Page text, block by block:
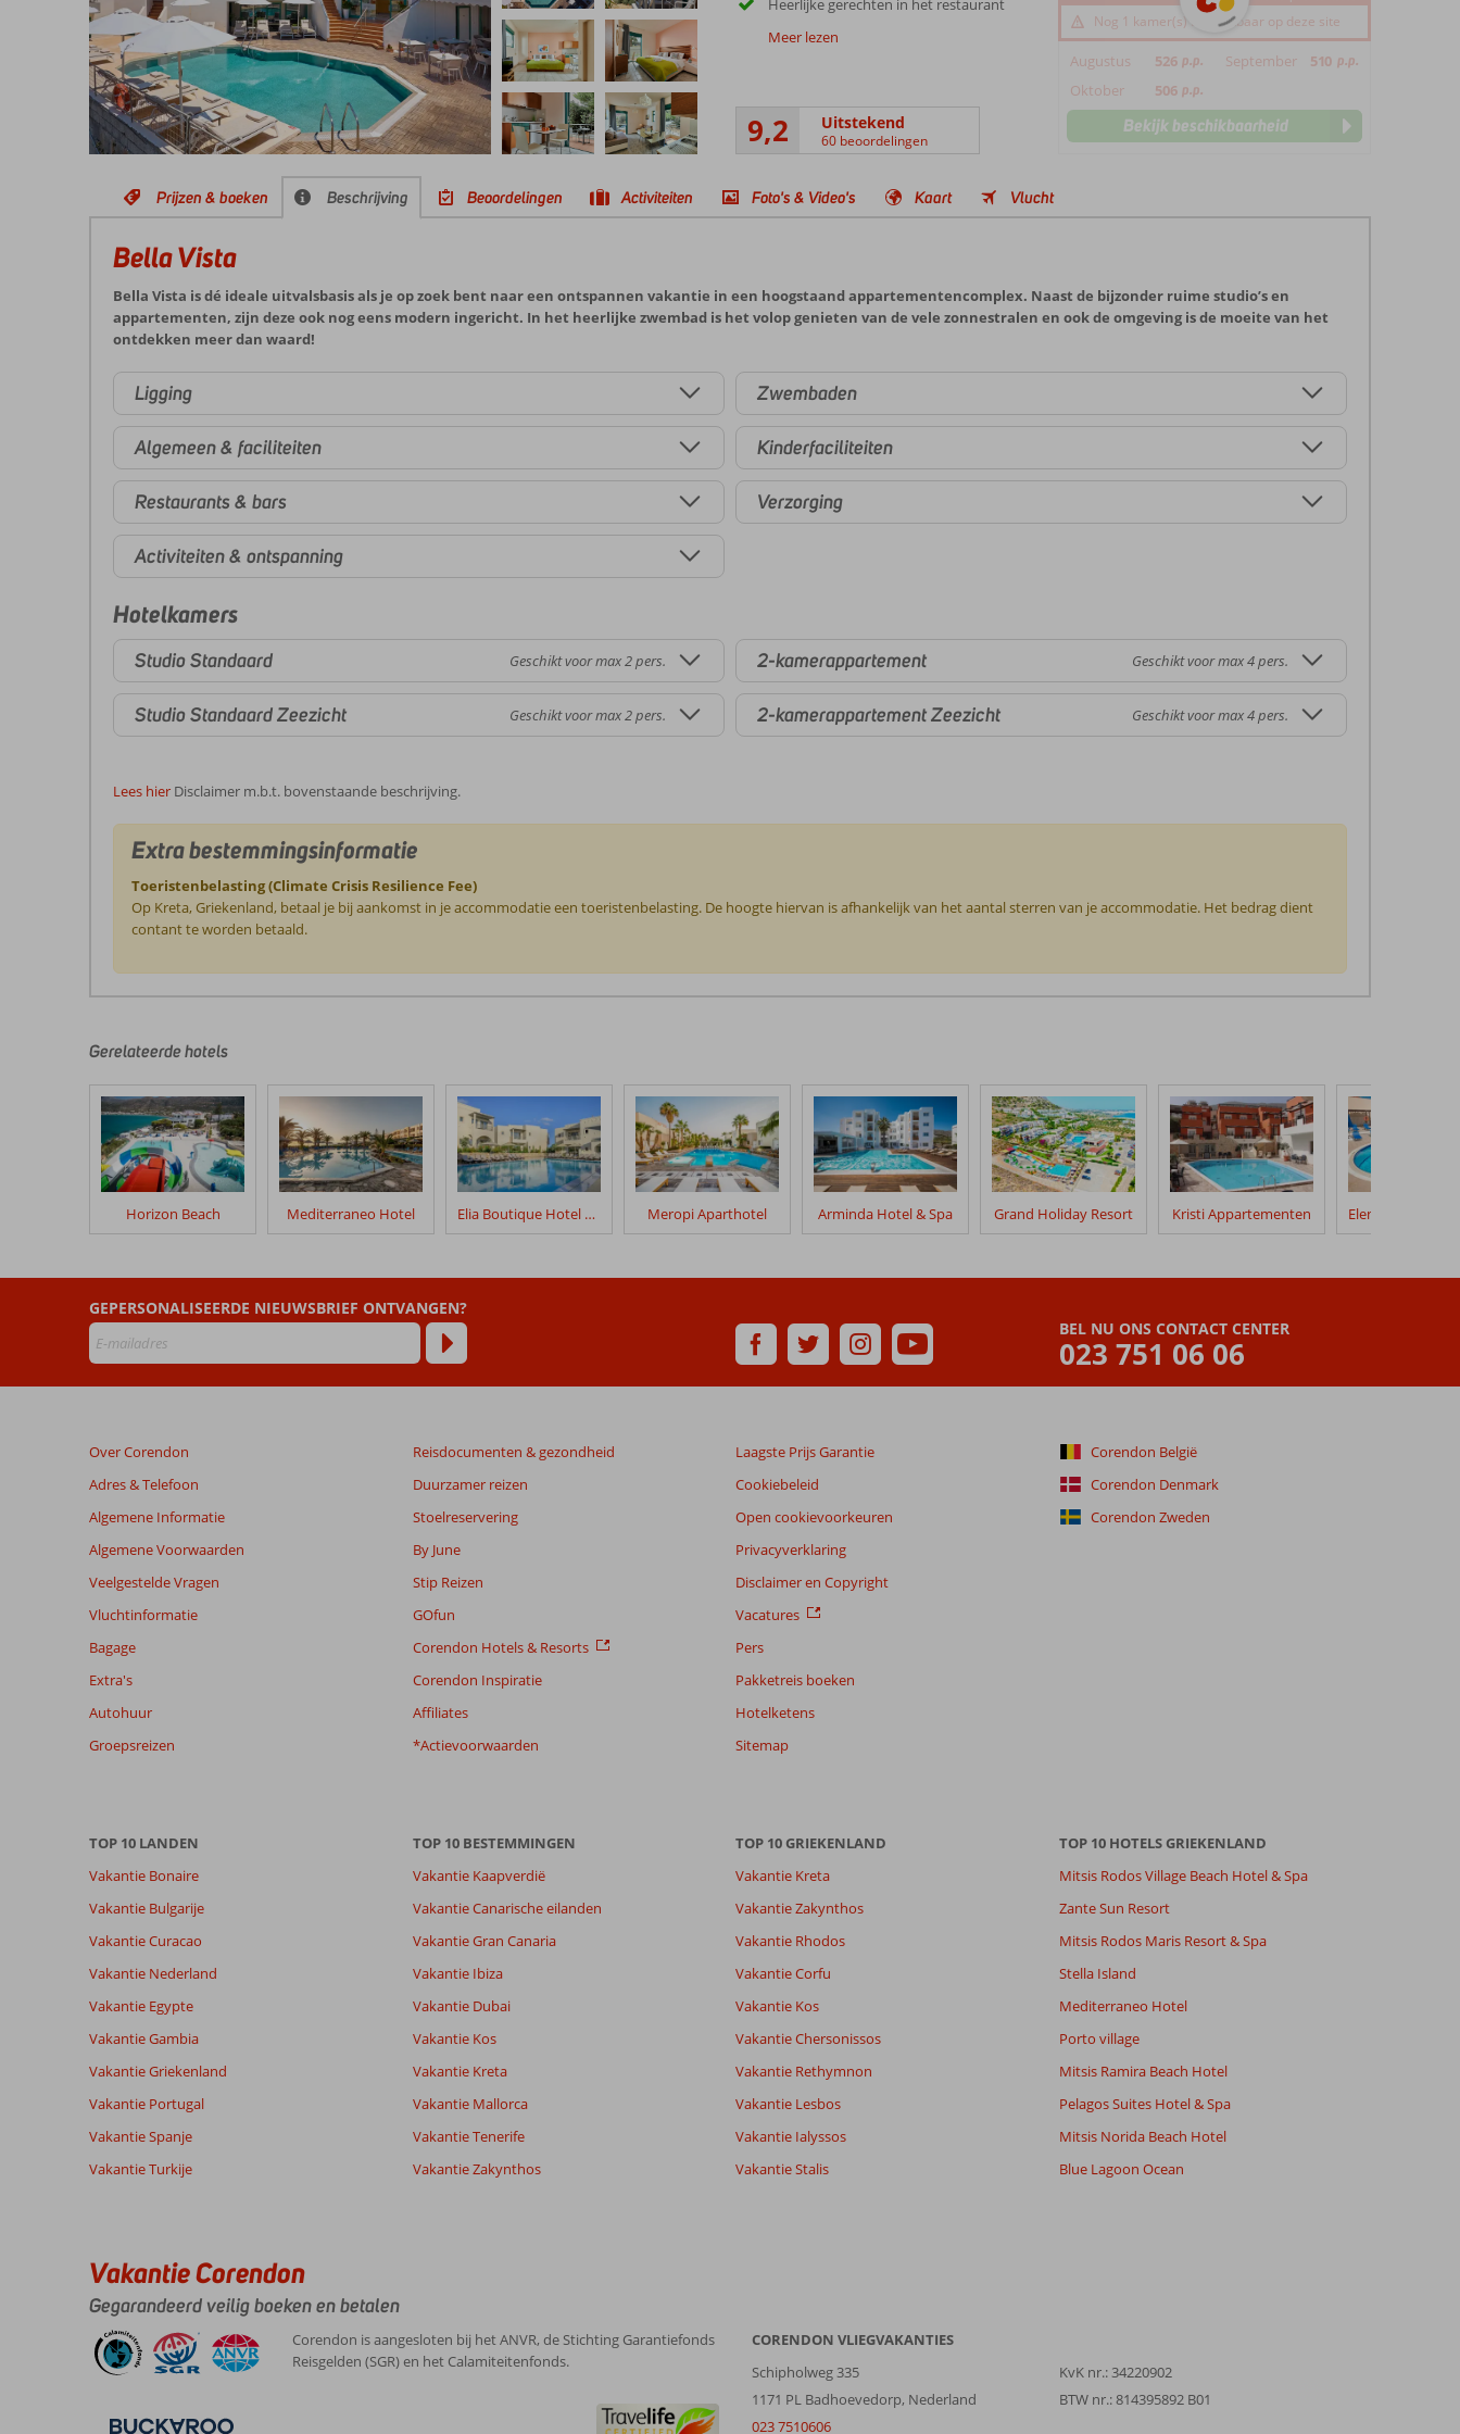
Heerlijke gerechten in het restaurant
Meer lezen
9,2 Uitstekend
60 beoordelingen
Nog 1 kamer(s) beschikbaar op deze site
Augustus 526 p.p. September 510 p.p.
Oktober 506 p.p.
Bekijk beschikbaarheid
Prijzen & boeken Beschrijving Beoordelingen Activiteiten Foto's & Video's Kaart Vlucht
Bella Vista
Bella Vista is dé ideale uitvalsbasis als je op zoek bent naar een ontspannen vakantie in een hoogstaand appartementencomplex. Naast de bijzonder ruime studio’s en
appartementen, zijn deze ook nog eens modern ingericht. In het heerlijke zwembad is het volop genieten van de vele zonnestralen en ook de omgeving is de moeite van het
ontdekken meer dan waard!
Ligging
Algemeen & faciliteiten
Restaurants & bars
Activiteiten & ontspanning
Zwembaden
Kinderfaciliteiten
Verzorging
Hotelkamers
Studio Standaard Geschikt voor max 2 pers.
Studio Standaard Zeezicht Geschikt voor max 2 pers.
2-kamerappartement Geschikt voor max 4 pers.
2-kamerappartement Zeezicht Geschikt voor max 4 pers.
Lees hier Disclaimer m.b.t. bovenstaande beschrijving.
Extra bestemmingsinformatie
Toeristenbelasting (Climate Crisis Resilience Fee)
Op Kreta, Griekenland, betaal je bij aankomst in je accommodatie een toeristenbelasting. De hoogte hiervan is afhankelijk van het aantal sterren van je accommodatie. Het bedrag dient
contant te worden betaald.
door
klanten
geschreven
na
hun
verblijf
Bella
Beoordelingen
die
ouder
zijn
dan
worden
meer
weergegeven
de
relevantie
de
info
Totale score
Gebaseerd op:
609,2
Uitstekend
Eten
8,9
Kindvriendelijk 8,9
Wifi kwaliteit
Ervaringen
van onze
klanten
Filter reisgezelschap
Alle
Sorteren op
datum (nieuw > oud)
10
Gezin met oud(ere) kind(eren)
,
08 juli 2026
Over
was
geweldig,
het
strand
en
de
waren
Algemene indruk
Eten 8
Kamers
Kindvriendelijk 10
Wifi kwaliteit
Gerelateerde hotels
Horizon Beach Mediterraneo Hotel Elia Boutique Hotel by S Resorts Meropi Aparthotel Arminda Hotel & Spa Grand Holiday Resort Kristi Appartementen
BEL NU ONS CONTACT CENTER
023 751 06 06
GEPERSONALISEERDE NIEUWSBRIEF ONTVANGEN?
Over Corendon
Adres & Telefoon
Algemene Informatie
Algemene Voorwaarden
Veelgestelde Vragen
Vluchtinformatie
Bagage
Extra's
Autohuur
Groepsreizen
Reisdocumenten & gezondheid
Duurzamer reizen
Stoelreservering
By June
Stip Reizen
GOfun
Corendon Hotels & Resorts
Corendon Inspiratie
Affiliates
*Actievoorwaarden
Laagste Prijs Garantie
Cookiebeleid
Open cookievoorkeuren
Privacyverklaring
Disclaimer en Copyright
Vacatures
Pers
Pakketreis boeken
Hotelketens
Sitemap
Corendon België
Corendon Denmark
Corendon Zweden
TOP 10 LANDEN
Vakantie Bonaire
Vakantie Bulgarije
Vakantie Curacao
Vakantie Nederland
Vakantie Egypte
Vakantie Gambia
Vakantie Griekenland
Vakantie Portugal
Vakantie Spanje
Vakantie Turkije
TOP 10 BESTEMMINGEN
Vakantie Kaapverdië
Vakantie Canarische eilanden
Vakantie Gran Canaria
Vakantie Ibiza
Vakantie Dubai
Vakantie Kos
Vakantie Kreta
Vakantie Mallorca
Vakantie Tenerife
Vakantie Zakynthos
TOP 10 GRIEKENLAND
Vakantie Kreta
Vakantie Zakynthos
Vakantie Rhodos
Vakantie Corfu
Vakantie Kos
Vakantie Chersonissos
Vakantie Rethymnon
Vakantie Lesbos
Vakantie Ialyssos
Vakantie Stalis
TOP 10 HOTELS GRIEKENLAND
Mitsis Rodos Village Beach Hotel & Spa
Zante Sun Resort
Mitsis Rodos Maris Resort & Spa
Stella Island
Mediterraneo Hotel
Porto village
Mitsis Ramira Beach Hotel
Pelagos Suites Hotel & Spa
Mitsis Norida Beach Hotel
Blue Lagoon Ocean
Vakantie Corendon
Gegarandeerd veilig boeken en betalen
Corendon is aangesloten bij het ANVR, de Stichting Garantiefonds
Reisgelden (SGR) en het Calamiteitenfonds.
CORENDON VLIEGVAKANTIES
Schipholweg 335
1171 PL Badhoevedorp, Nederland
023 7510606
KvK nr.: 34220902
BTW nr.: 814395892 B01